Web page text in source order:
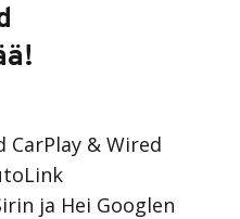
& Wired
ja Hei Googlen